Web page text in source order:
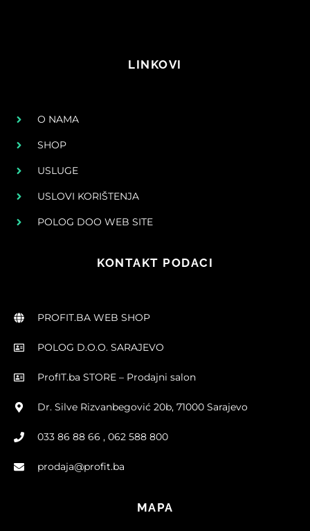
LINKOVI
O NAMA
SHOP
USLUGE
USLOVI KORIŠTENJA
POLOG DOO WEB SITE
KONTAKT PODACI
PROFIT.BA WEB SHOP
POLOG D.O.O. SARAJEVO
ProfIT.ba STORE – Prodajni salon
Dr. Silve Rizvanbegović 20b, 71000 Sarajevo
033 86 88 66 , 062 588 800
prodaja@profit.ba
MAPA